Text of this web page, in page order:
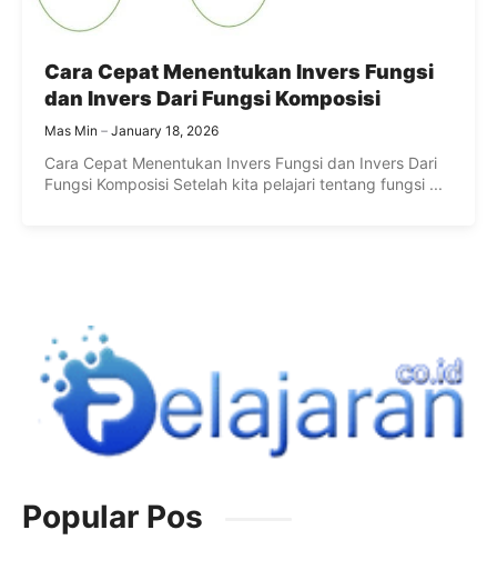
Cara Cepat Menentukan Invers Fungsi
dan Invers Dari Fungsi Komposisi
Mas Min January 18, 2026
Cara Cepat Menentukan Invers Fungsi dan Invers Dari
Fungsi Komposisi Setelah kita pelajari tentang fungsi ...
Popular Pos